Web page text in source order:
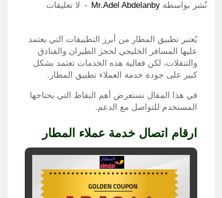
نٌشر بواسطة Mr.Adel Abdelanby لا تعليقات
يُعتبر تطبيق المطار من أبرز التطبيقات التي يعتمد
عليها المسافر الخليجي لحجز الطيران والفنادق
والتنقلات، لكن فعالية هذه الخدمات تعتمد بشكل
كبير على جودة خدمة العملاء تطبيق المطار.
في هذا المقال نستعرض أهم النقاط التي يحتاجها
المستخدم للتواصل مع الدعم.
ارقام اتصال خدمة عملاء المطار